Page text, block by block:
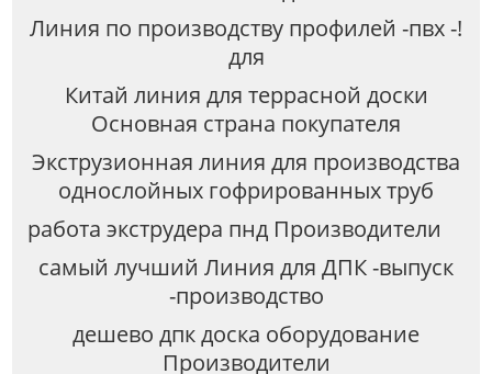
Линия по производству профилей -пвх -!
для
Китай линия для террасной доски
Основная страна покупателя
Экструзионная линия для производства
однослойных гофрированных труб
работа экструдера пнд Производители
самый лучший Линия для ДПК -выпуск
-производство
дешево дпк доска оборудование
Производители